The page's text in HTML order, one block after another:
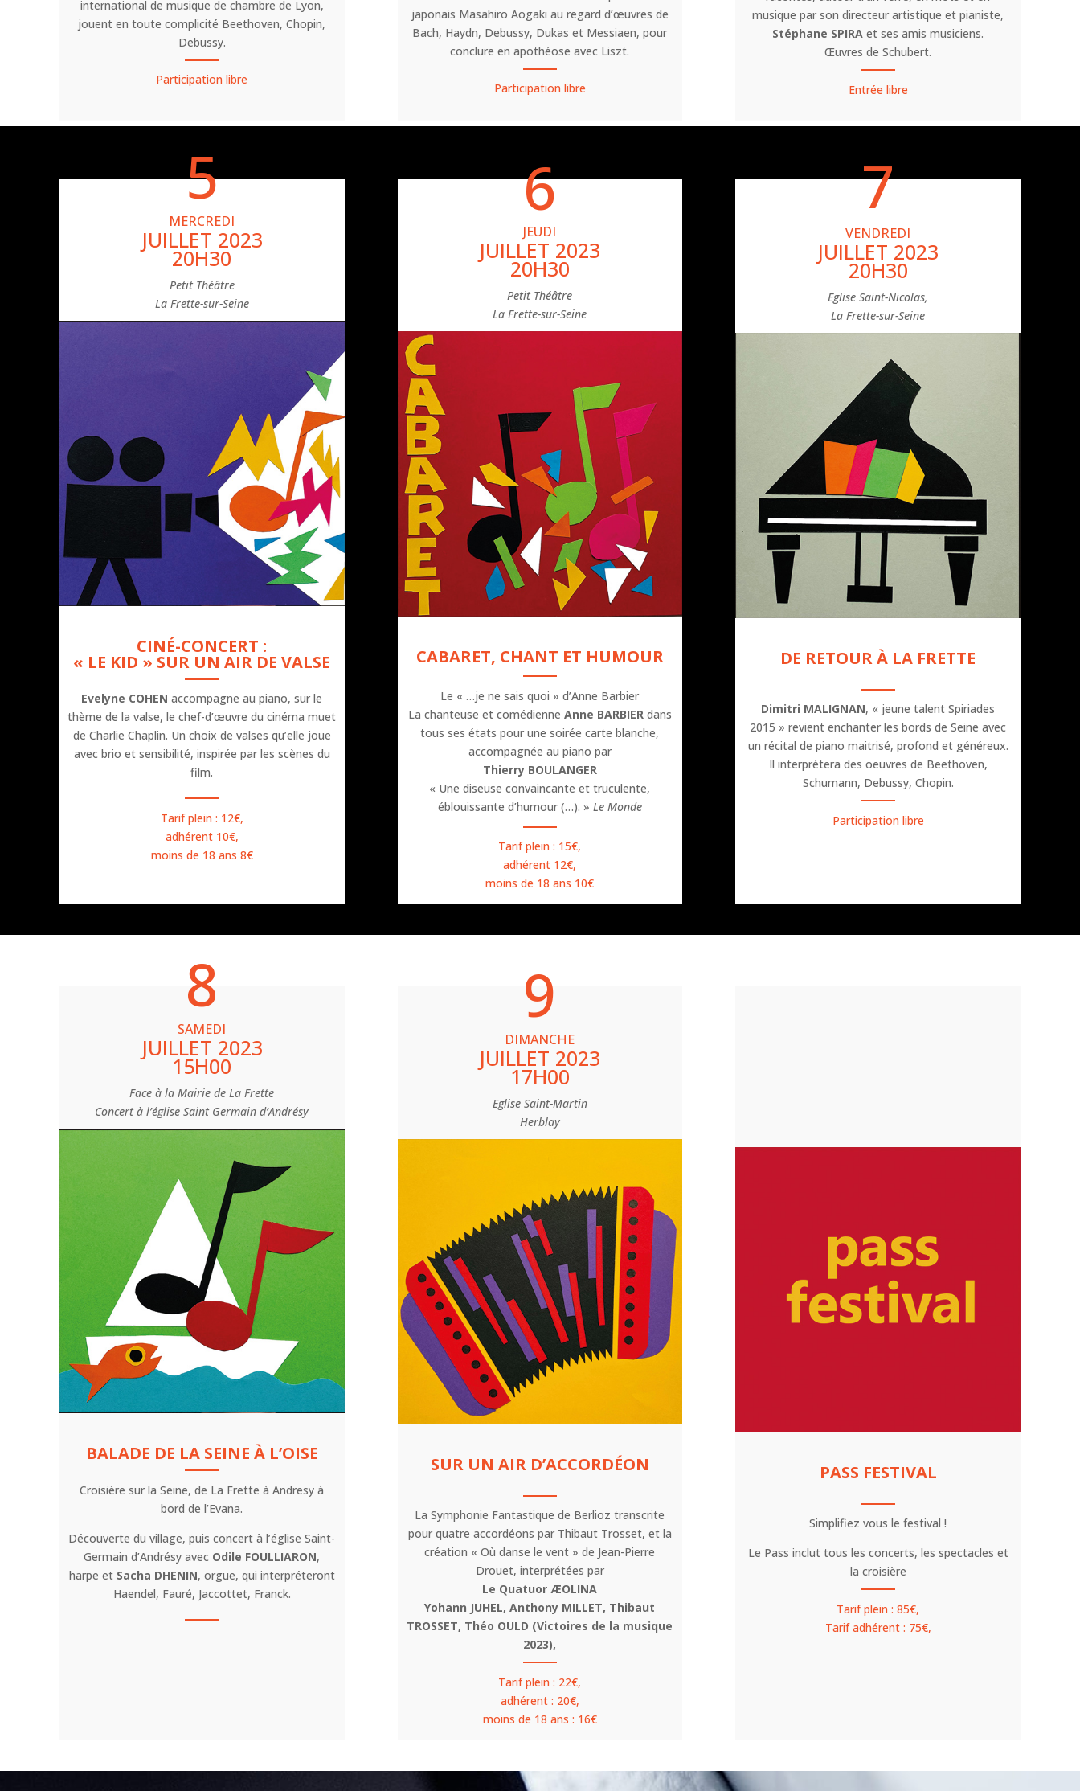
international de musique de chambre de Lyon,
jouent en toute complicité Beethoven, Chopin,
Debussy.
Participation libre
japonais Masahiro Aogaki au regard d’œuvres de
Bach, Haydn, Debussy, Dukas et Messiaen, pour
conclure en apothéose avec Liszt.
Participation libre
musique par son directeur artistique et pianiste,
Stéphane SPIRA et ses amis musiciens.
Œuvres de Schubert.
Entrée libre
5
MERCREDI
JUILLET 2023
20H30
Petit Théâtre
La Frette-sur-Seine
CINÉ-CONCERT :
« LE KID » SUR UN AIR DE VALSE
Evelyne COHEN accompagne au piano, sur le
thème de la valse, le chef-d’œuvre du cinéma muet
de Charlie Chaplin. Un choix de valses qu’elle joue
avec brio et sensibilité, inspirée par les scènes du
film.
Tarif plein : 12€,
adhérent 10€,
moins de 18 ans 8€
6
JEUDI
JUILLET 2023
20H30
Petit Théâtre
La Frette-sur-Seine
CABARET, CHANT ET HUMOUR
Le « …je ne sais quoi » d’Anne Barbier
La chanteuse et comédienne Anne BARBIER dans
tous ses états pour une soirée carte blanche,
accompagnée au piano par
Thierry BOULANGER
« Une diseuse convaincante et truculente,
éblouissante d’humour (…). » Le Monde
Tarif plein : 15€,
adhérent 12€,
moins de 18 ans 10€
7
VENDREDI
JUILLET 2023
20H30
Eglise Saint-Nicolas,
La Frette-sur-Seine
DE RETOUR À LA FRETTE
Dimitri MALIGNAN, « jeune talent Spiriades
2015 » revient enchanter les bords de Seine avec
un récital de piano maitrisé, profond et généreux.
Il interprétera des oeuvres de Beethoven,
Schumann, Debussy, Chopin.
Participation libre
8
SAMEDI
JUILLET 2023
15H00
Face à la Mairie de La Frette
Concert à l’église Saint Germain d’Andrésy
BALADE DE LA SEINE À L’OISE
Croisière sur la Seine, de La Frette à Andresy à
bord de l’Evana.
Découverte du village, puis concert à l’église Saint-
Germain d’Andrésy avec Odile FOULLIARON,
harpe et Sacha DHENIN, orgue, qui interpréteront
Haendel, Fauré, Jaccottet, Franck.
9
DIMANCHE
JUILLET 2023
17H00
Eglise Saint-Martin
Herblay
SUR UN AIR D’ACCORDÉON
La Symphonie Fantastique de Berlioz transcrite
pour quatre accordéons par Thibaut Trosset, et la
création « Où danse le vent » de Jean-Pierre
Drouet, interprétées par
Le Quatuor ÆOLINA
Yohann JUHEL, Anthony MILLET, Thibaut
TROSSET, Théo OULD (Victoires de la musique
2023),
Tarif plein : 22€,
adhérent : 20€,
moins de 18 ans : 16€
PASS FESTIVAL
Simplifiez vous le festival !
Le Pass inclut tous les concerts, les spectacles et
la croisière
Tarif plein : 85€,
Tarif adhérent : 75€,